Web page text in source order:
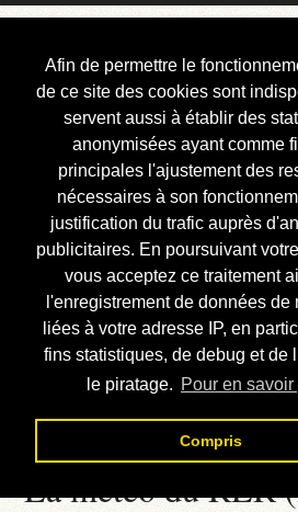
Afin de permettre le
de ce site des cookies sont
servent aussi à établir des
anonymisées ayant comme
principales l'ajustement des
nécessaires à son
justification du trafic auprès
publicitaires. En poursuivant
vous acceptez ce traitement
l'enregistrement de données de
liées à votre adresse IP, en
fins statistiques, de debug et de
le piratage. Pour en savoir
Compris
Courbis, « LE »
Blog Officiel
Bienvenue
Réalisations
Divers (et d’été)
Annonces
Liens externes
Téléchargement
Contact
La météo du RER